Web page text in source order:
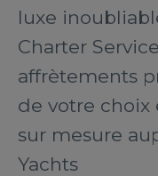
luxe
Charter
affrètements
de votre choix
sur mesure
Yachts